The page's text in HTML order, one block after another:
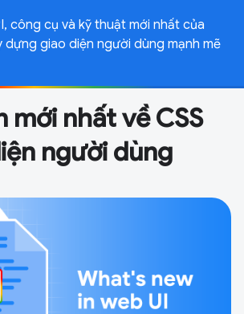
công cụ và kỹ thuật mới nhất của
dựng giao diện người dùng mạnh mẽ
mới nhất về CSS
người dùng